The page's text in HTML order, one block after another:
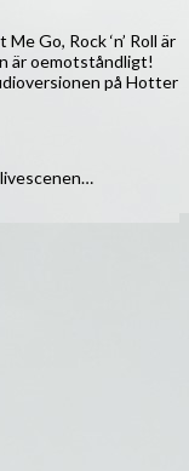
Go, Rock ‘n’ Roll är
är oemotståndligt!
på Hotter